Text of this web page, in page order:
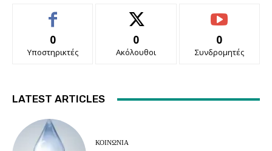
0
Υποστηρικτές
0
Ακόλουθοι
0
Συνδρομητές
LATEST ARTICLES
ΚΟΙΝΩΝΙΑ